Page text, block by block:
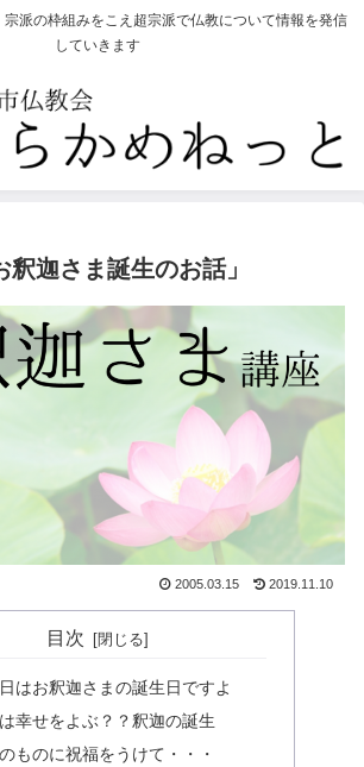
派の枠組みをこえ超宗派で仏教について情報を発信
していきます
迦さま誕生のお話」
2005.03.15 2019.11.10
目次
はお釈迦さまの誕生日ですよ
幸せをよぶ？？釈迦の誕生
ものに祝福をうけて・・・